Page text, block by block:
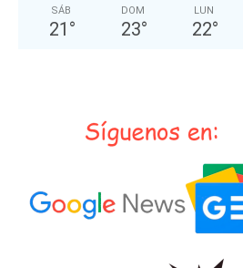
SÁB
21 °
DOM
23°
LUN
22°